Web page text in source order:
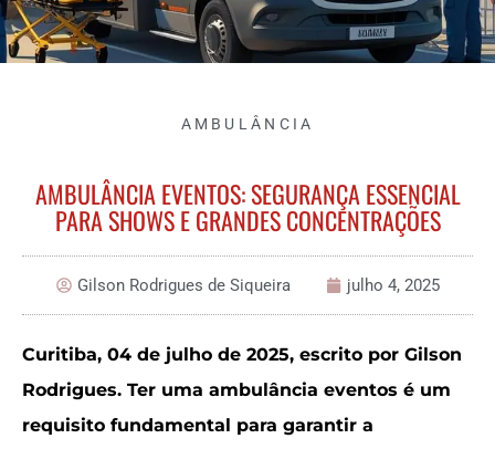
AMBULÂNCIA
AMBULÂNCIA EVENTOS: SEGURANÇA ESSENCIAL
PARA SHOWS E GRANDES CONCENTRAÇÕES
Gilson Rodrigues de Siqueira julho 4, 2025
Curitiba, 04 de julho de 2025, escrito por Gilson
Rodrigues. Ter uma ambulância eventos é um
requisito fundamental para garantir a